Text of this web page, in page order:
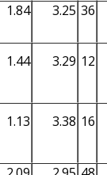
5.31
0.22
5.21
0.21
5.23
0.21